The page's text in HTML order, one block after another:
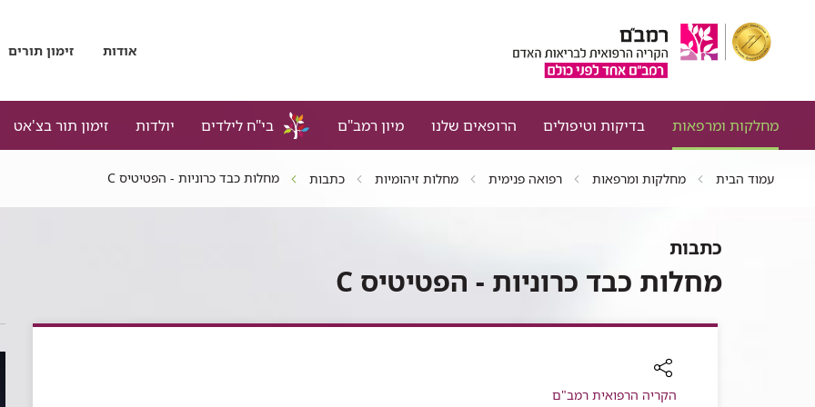
אודות זימון תורים
מחלקות ומרפאות בדיקות וטיפולים הרופאים שלנו מיון רמב"ם בי"ח לילדים יולדות זימון תור בצ'אט
עמוד הבית מחלקות ומרפאות רפואה פנימית מחלות זיהומיות כתבות מחלות כבד כרוניות - הפטיטיס C
כתבות
מחלות כבד כרוניות - הפטיטיס C
רכיב
הקריה הרפואית רמב"ם